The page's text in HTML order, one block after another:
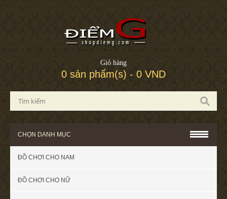
Giỏ hàng
0 sản phẩm(s) - 0 VND
CHỌN DANH MỤC
ĐỒ CHƠI CHO NAM
ĐỒ CHƠI CHO NỮ